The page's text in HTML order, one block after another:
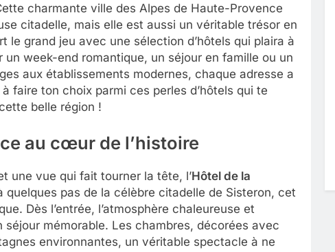
charmante ville des Alpes de Haute-Provence
citadelle, mais elle est aussi un véritable trésor en
le grand jeu avec une sélection d’hôtels qui plaira à
week-end romantique, un séjour en famille ou un
aux établissements modernes, chaque adresse a
faire ton choix parmi ces perles d’hôtels qui te
belle région !
au cœur de l’histoire
une vue qui fait tourner la tête, l’Hôtel de la
quelques pas de la célèbre citadelle de Sisteron, cet
Dès l’entrée, l’atmosphère chaleureuse et
mémorable. Les chambres, décorées avec
environnantes, un véritable spectacle à ne